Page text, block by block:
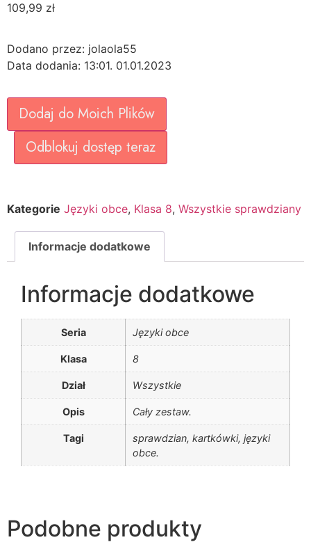
109,99 zł
Dodano przez: jolaola55
Data dodania: 13:01. 01.01.2023
Dodaj do Moich Plików
Odblokuj dostęp teraz
Kategorie Języki obce, Klasa 8, Wszystkie sprawdziany
Informacje dodatkowe
Informacje dodatkowe
Seria Języki obce
Klasa 8
Dział Wszystkie
Opis Cały zestaw.
Tagi
sprawdzian, kartkówki, języki
obce.
Podobne produkty